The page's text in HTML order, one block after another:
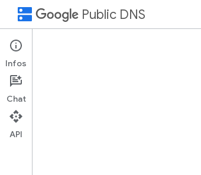
dns Public DNS
Vue d'ensemble
Infos
Chat
API